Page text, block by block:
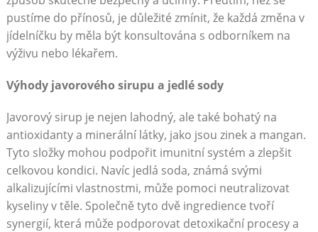
pustíme do přínosů,⁢ je‍ důležité ​zmínit, že‍ každá změna v
jídelníčku by měla být konsultována‌ s odborníkem na
výživu nebo lékařem.
Výhody javorového sirupu a⁢ jedlé ⁣sody
Javorový sirup je ⁤nejen lahodný, ale také bohatý⁢ na
antioxidanty ⁣a minerální‍ látky,‍ jako⁣ jsou zinek a mangan.
Tyto⁣ složky⁤ mohou⁣ podpořit imunitní systém a zlepšit
celkovou kondici. Navíc jedlá soda, známá svými
alkalizujícími vlastnostmi, může pomoci neutralizovat
kyseliny v těle. Společně tyto dvě ingredience tvoří
synergií, která ​může podporovat⁤ detoxikační procesy a